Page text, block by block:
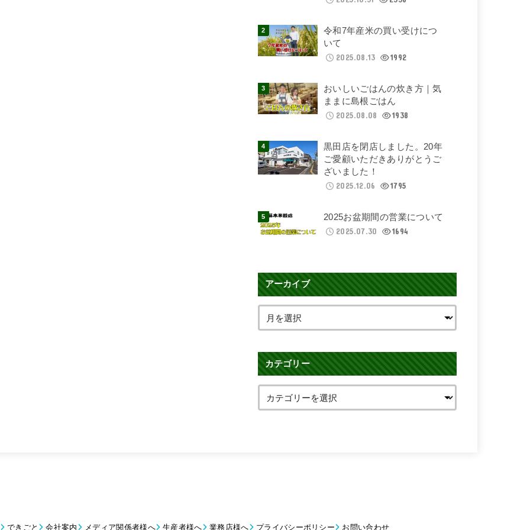
令和7年産米の買い受けにつ
いて
2025.08.13
1992
おいしいごはんの炊き方｜気
ままに島根ごはん
2025.08.08
1938
黒田店を閉店しました。20年
ご愛顧いただきありがとうご
ざいました！
2025.12.06
1795
2025お盆期間の営業について
2025.07.30
1694
アーカイブ
カテゴリー
できごと 会社案内 メディア関係者様へ 生産者様へ 業務店様へ プライバシーポリシー お問い合わせ